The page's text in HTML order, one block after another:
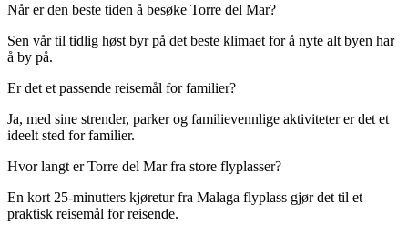
Når er den beste tiden å besøke Torre del Mar?
Sen vår til tidlig høst byr på det beste klimaet for å nyte alt byen har
å by på.
Er det et passende reisemål for familier?
Ja, med sine strender, parker og familievennlige aktiviteter er det et
ideelt sted for familier.
Hvor langt er Torre del Mar fra store flyplasser?
En kort 25-minutters kjøretur fra Malaga flyplass gjør det til et
praktisk reisemål for reisende.